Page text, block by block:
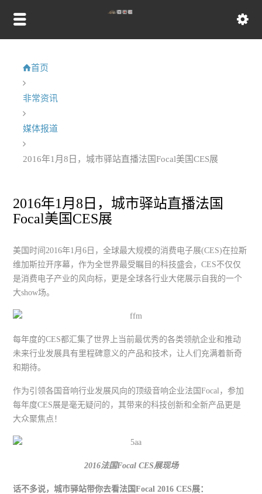
首页
非常资讯
媒体报道
2016年1月8日，城市驿站直播法国Focal美国CES展
2016年1月8日，城市驿站直播法国
Focal美国CES展
美国时间2016年1月6日，全球最大规模的消费电子展(CES)在拉斯
维加斯拉开序幕，作为全世界最受瞩目的科技盛会，CES不仅仅
是消费电子产业的风向标，更是全球各行业大佬展示自我的一个
大show场。
每年度的CES都汇集了世界上当前最优秀的各类领航企业和推动
未来行业发展具有里程碑意义的产品和技术，让人们充满着新奇
和期待。
作为引领各国音响行业发展风向的顶级音响企业法国Focal，参加
每年度CES展是毫无疑问的，其带来的科技创新和全新产品更是
大众聚焦点！
2016法国Focal CES展现场
话不多说，城市驿站带你去看法国Focal 2016 CES展：